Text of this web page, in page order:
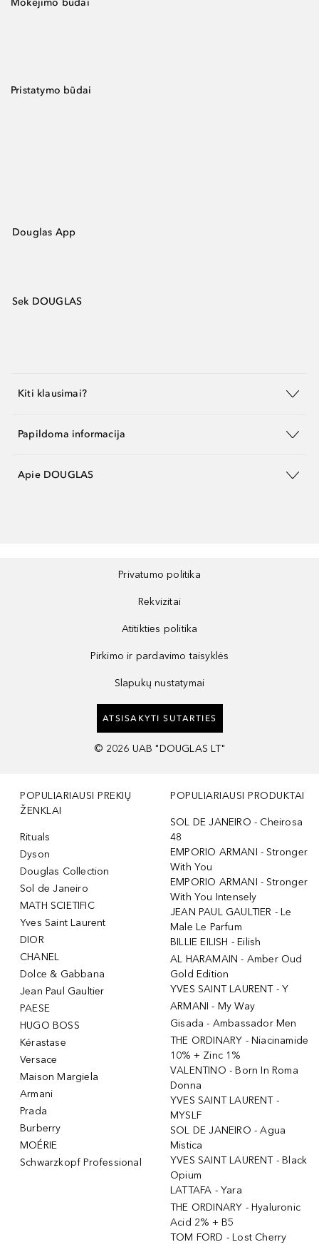
Mokėjimo būdai
Pristatymo būdai
Douglas App
Sek DOUGLAS
Kiti klausimai?
Papildoma informacija
Apie DOUGLAS
Privatumo politika
Rekvizitai
Atitikties politika
Pirkimo ir pardavimo taisyklės
Slapukų nustatymai
ATSISAKYTI SUTARTIES
© 2026 UAB "DOUGLAS LT"
POPULIARIAUSI PREKIŲ
ŽENKLAI
Rituals
Dyson
Douglas Collection
Sol de Janeiro
MATH SCIETIFIC
Yves Saint Laurent
DIOR
CHANEL
Dolce & Gabbana
Jean Paul Gaultier
PAESE
HUGO BOSS
Kérastase
Versace
Maison Margiela
Armani
Prada
Burberry
MOÉRIE
Schwarzkopf Professional
POPULIARIAUSI PRODUKTAI
SOL DE JANEIRO - Cheirosa
48
EMPORIO ARMANI - Stronger
With You
EMPORIO ARMANI - Stronger
With You Intensely
JEAN PAUL GAULTIER - Le
Male Le Parfum
BILLIE EILISH - Eilish
AL HARAMAIN - Amber Oud
Gold Edition
YVES SAINT LAURENT - Y
ARMANI - My Way
Gisada - Ambassador Men
THE ORDINARY - Niacinamide
10% + Zinc 1%
VALENTINO - Born In Roma
Donna
YVES SAINT LAURENT -
MYSLF
SOL DE JANEIRO - Agua
Mistica
YVES SAINT LAURENT - Black
Opium
LATTAFA - Yara
THE ORDINARY - Hyaluronic
Acid 2% + B5
TOM FORD - Lost Cherry